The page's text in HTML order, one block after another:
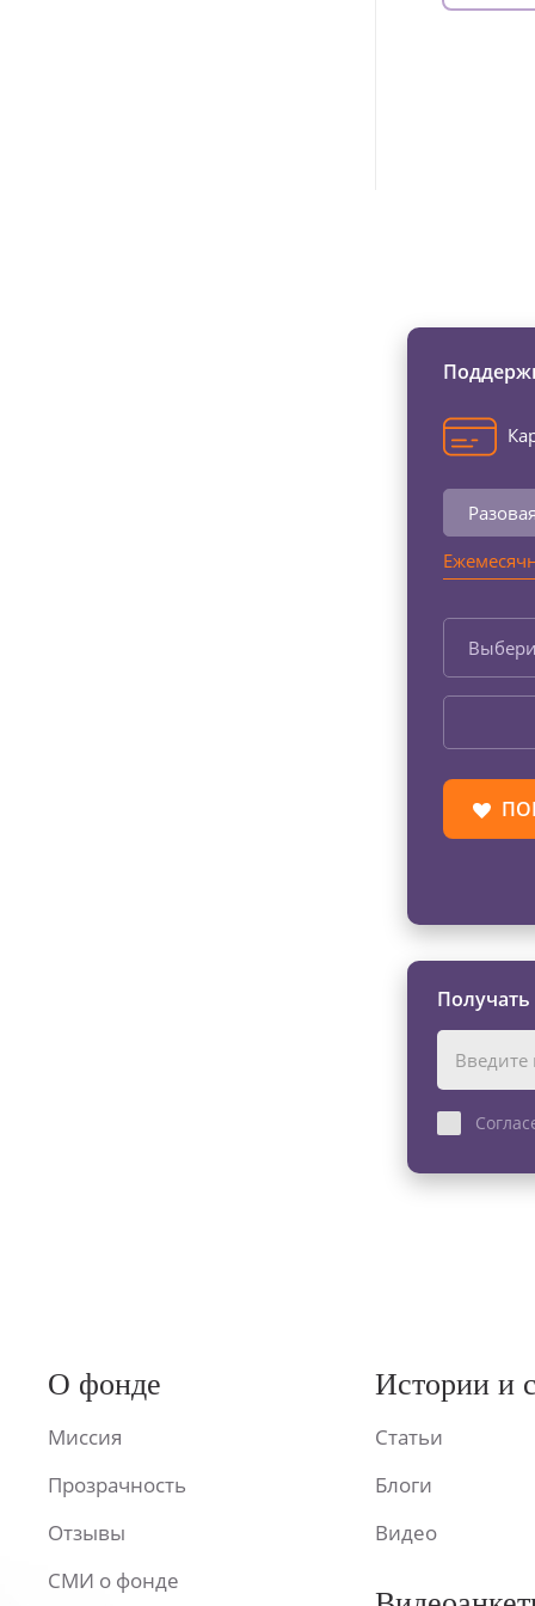
О фонде
Миссия
Прозрачность
Отзывы
СМИ о фонде
Истории и
Статьи
Блоги
Видео